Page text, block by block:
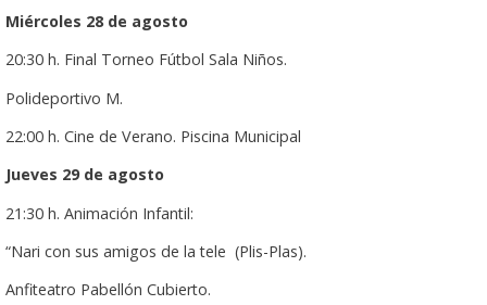
Miércoles 28 de agosto
20:30 h. Final Torneo Fútbol Sala Niños.
Polideportivo M.
22:00 h. Cine de Verano. Piscina Municipal
Jueves 29 de agosto
21:30 h. Animación Infantil:
“Nari con sus amigos de la tele (Plis-Plas).
Anfiteatro Pabellón Cubierto.